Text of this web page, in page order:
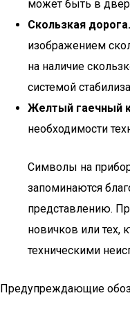
может быть в
Скользкая дорога.
изображением
на наличие
системой
Желтый гаечный
необходимости
Символы на
запоминаются
представлению.
новичков или тех,
техническими
Предупреждающие